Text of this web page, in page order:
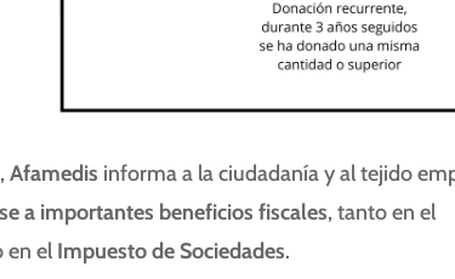
,Afamedis informa a la ciudadanía y al tejido
a importantes beneficios fiscales, tanto en el
en el Impuesto de Sociedades.